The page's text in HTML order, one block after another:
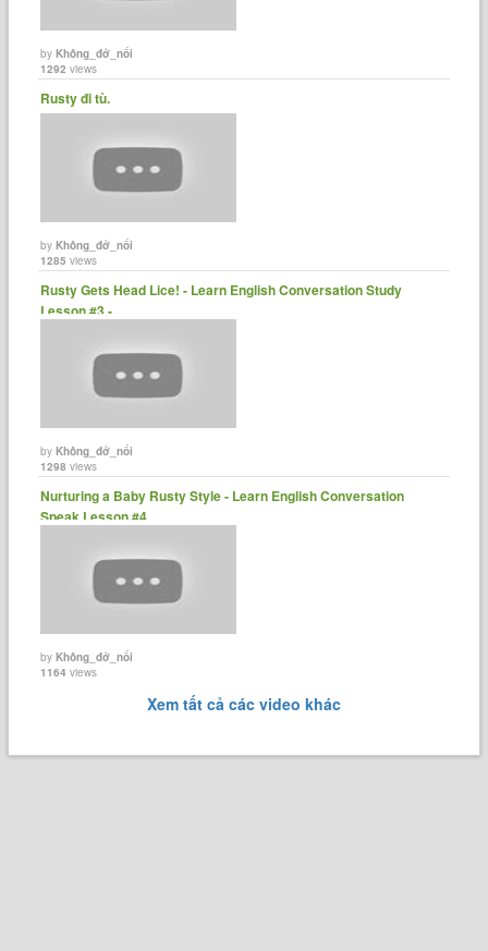
byKhông_đở_nổi
1292 views
Rusty đi tù.
byKhông_đở_nổi
1285 views
Rusty Gets Head Lice! - Learn English Conversation Study
Lesson #3 -
byKhông_đở_nổi
1298 views
Nurturing a Baby Rusty Style - Learn English Conversation
Speak Lesson #4
byKhông_đở_nổi
1164 views
Xem tất cả các video khác